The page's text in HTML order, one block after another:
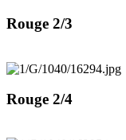
Rouge 2/3
Rouge 2/4